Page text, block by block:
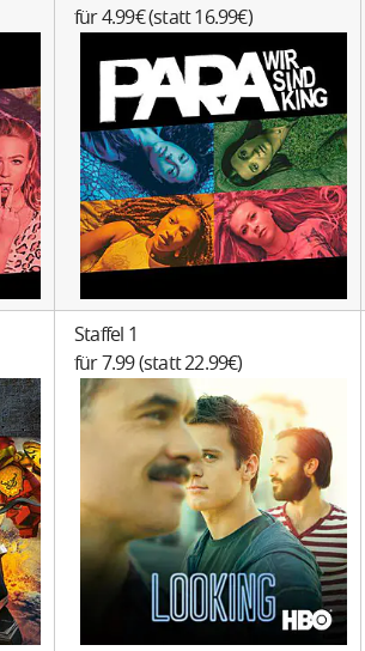
für 4.99€ (statt 16.99€)
Staffel 1
für 7.99 (statt 22.99€)